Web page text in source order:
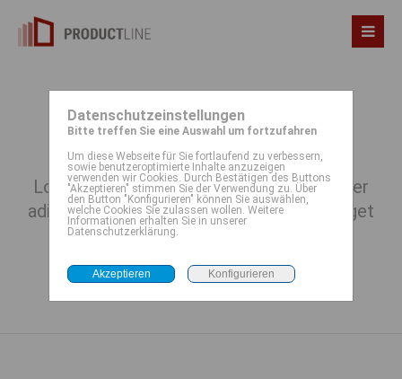
News
Lorem ipsum dolor sit amet, consectetuer
adipiscing elit. Aenean commodo ligula eget
dolor. Aenean massa.
Datenschutzeinstellungen
Bitte treffen Sie eine Auswahl um fortzufahren
Um diese Webseite für Sie fortlaufend zu verbessern,
sowie benutzeroptimierte Inhalte anzuzeigen
verwenden wir Cookies. Durch Bestätigen des Buttons
"Akzeptieren" stimmen Sie der Verwendung zu. Über
den Button "Konfigurieren" können Sie auswählen,
welche Cookies Sie zulassen wollen. Weitere
Informationen erhalten Sie in unserer
Datenschutzerklärung.